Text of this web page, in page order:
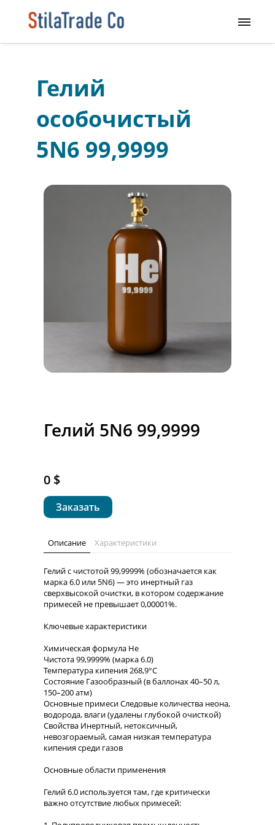
Гелий
особочистый
5N6 99,9999
Описание Характеристики
Гелий с чистотой 99,9999% (обозначается как
марка 6.0 или 5N6) — это инертный газ
сверхвысокой очистки, в котором содержание
примесей не превышает 0,00001%.
Ключевые характеристики
Химическая формула He
Чистота 99,9999% (марка 6.0)
Температура кипения 268,9°C
Состояние Газообразный (в баллонах 40–50 л,
150–200 атм)
Основные примеси Следовые количества неона,
водорода, влаги (удалены глубокой очисткой)
Свойства Инертный, нетоксичный,
невозгораемый, самая низкая температура
кипения среди газов
Основные области применения
Гелий 6.0 используется там, где критически
важно отсутствие любых примесей:
Гелий 5N6 99,9999
0 $
Заказать